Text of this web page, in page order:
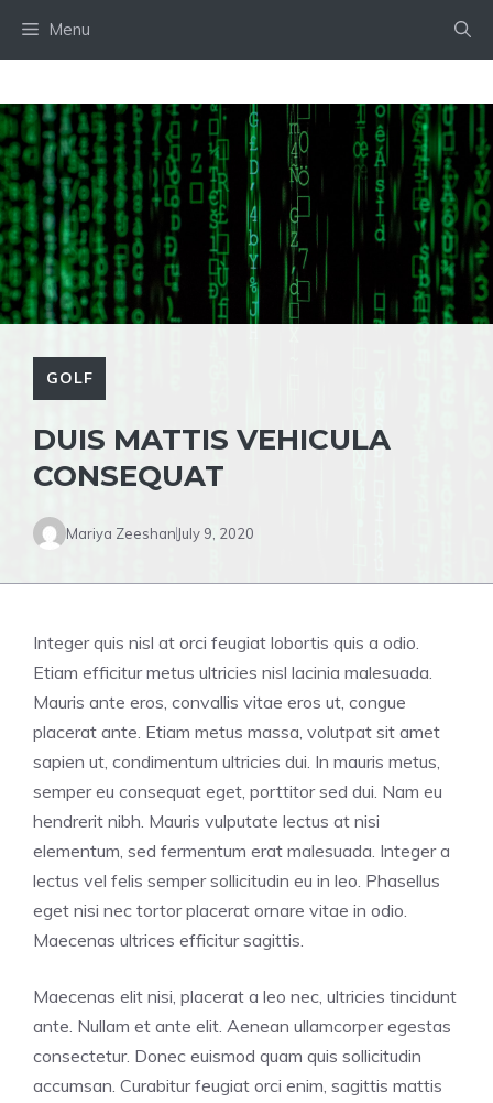
Menu
GOLF
DUIS MATTIS VEHICULA
CONSEQUAT
Mariya Zeeshan July 9, 2020
Integer quis nisl at orci feugiat lobortis quis a odio.
Etiam efficitur metus ultricies nisl lacinia malesuada.
Mauris ante eros, convallis vitae eros ut, congue
placerat ante. Etiam metus massa, volutpat sit amet
sapien ut, condimentum ultricies dui. In mauris metus,
semper eu consequat eget, porttitor sed dui. Nam eu
hendrerit nibh. Mauris vulputate lectus at nisi
elementum, sed fermentum erat malesuada. Integer a
lectus vel felis semper sollicitudin eu in leo. Phasellus
eget nisi nec tortor placerat ornare vitae in odio.
Maecenas ultrices efficitur sagittis.
Maecenas elit nisi, placerat a leo nec, ultricies tincidunt
ante. Nullam et ante elit. Aenean ullamcorper egestas
consectetur. Donec euismod quam quis sollicitudin
accumsan. Curabitur feugiat orci enim, sagittis mattis